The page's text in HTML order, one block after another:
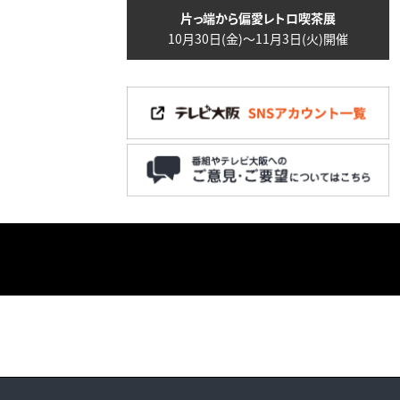
片っ端から偏愛レトロ喫茶展
10月30日(金)～11月3日(火)開催